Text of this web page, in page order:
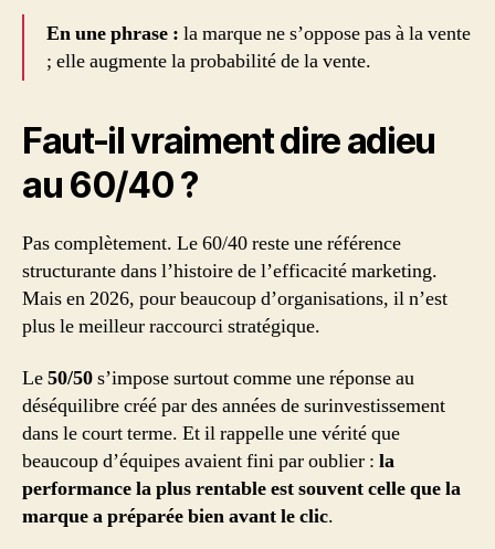
En une phrase : la marque ne s’oppose pas à la vente
; elle augmente la probabilité de la vente.
Faut-il vraiment dire adieu
au 60/40 ?
Pas complètement. Le 60/40 reste une référence
structurante dans l’histoire de l’efficacité marketing.
Mais en 2026, pour beaucoup d’organisations, il n’est
plus le meilleur raccourci stratégique.
Le50/50s’impose surtout comme une réponse au
déséquilibre créé par des années de surinvestissement
dans le court terme. Et il rappelle une vérité que
beaucoup d’équipes avaient fini par oublier : la
performance la plus rentable est souvent celle que la
marque a préparée bien avant le clic.